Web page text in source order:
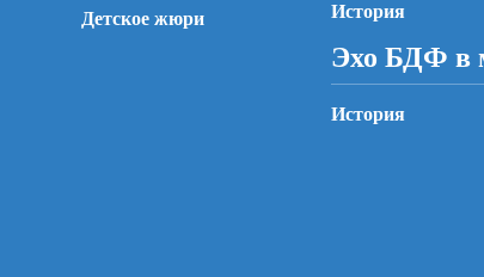
Детское жюри
История
Эхо БДФ в
История